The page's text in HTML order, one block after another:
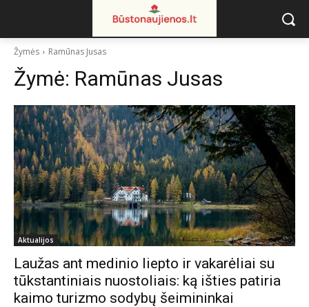
Žymės Ramūnas Jusas
Žymė: Ramūnas Jusas
Aktualijos
Laužas ant medinio liepto ir vakarėliai su
tūkstantiniais nuostoliais: ką išties patiria
kaimo turizmo sodybų šeimininkai